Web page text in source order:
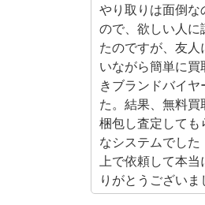
やり取りは面倒な
ので、欲しい人に
たのですが、友
いながら簡単に買
きブランドバイ
た。結果、無料
梱包し査定して
なシステムでし
上で依頼して本当
りがとうございま